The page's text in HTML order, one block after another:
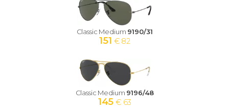
Classic Medium 9190/31
151 € 82
Classic Medium 9196/48
145 € 63